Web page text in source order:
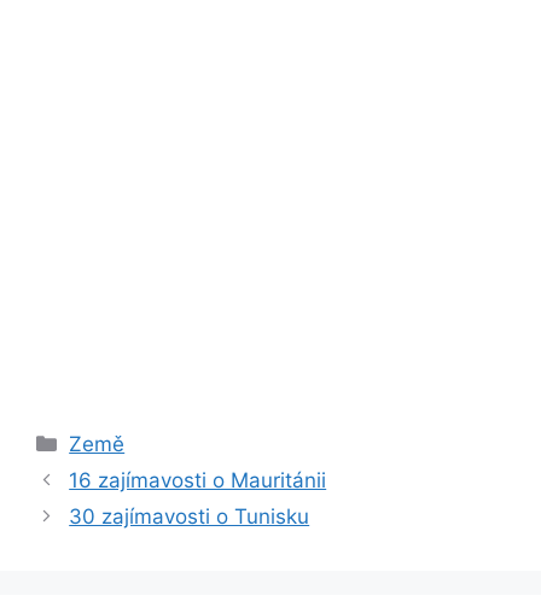
Rubriky
Země
16 zajímavosti o Mauritánii
30 zajímavosti o Tunisku